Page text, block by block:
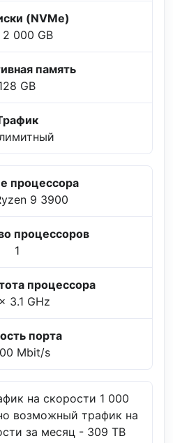
(NVMe)
000 GB
память
GB
процессора
9 3900
процессоров
1
процессора
3.1 GHz
порта
Mbit/s
на скорости 1 000
возможный трафик на
за месяц - 309 TB